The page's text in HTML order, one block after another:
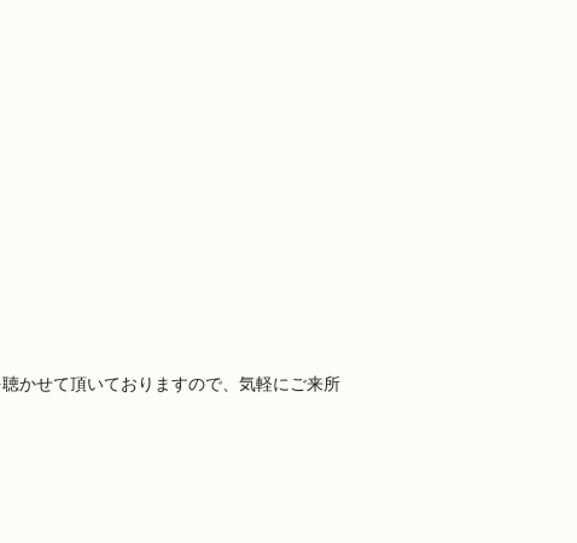
かせて頂いておりますので、気軽にご来所